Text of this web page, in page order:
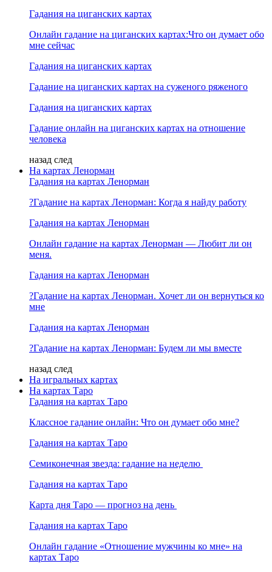
Гадания на циганских картах
Онлайн гадание на циганских картах:Что он думает обо
мне сейчас
Гадания на циганских картах
Гадание на циганских картах на суженого ряженого
Гадания на циганских картах
Гадание онлайн на циганских картах на отношение
человека
назад след
На картах Ленорман
Гадания на картах Ленорман
?Гадание на картах Ленорман: Когда я найду работу
Гадания на картах Ленорман
Онлайн гадание на картах Ленорман — Любит ли он
меня.
Гадания на картах Ленорман
?Гадание на картах Ленорман. Хочет ли он вернуться ко
мне
Гадания на картах Ленорман
?Гадание на картах Ленорман: Будем ли мы вместе
назад след
На игральных картах
На картах Таро
Гадания на картах Таро
Классное гадание онлайн: Что он думает обо мне?
Гадания на картах Таро
Семиконечная звезда: гадание на неделю
Гадания на картах Таро
Карта дня Таро — прогноз на день
Гадания на картах Таро
Онлайн гадание «Отношение мужчины ко мне» на
картах Таро